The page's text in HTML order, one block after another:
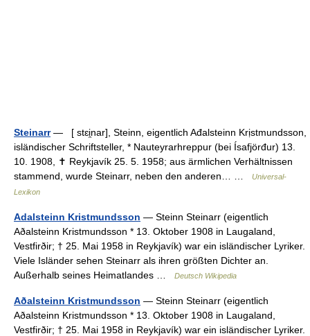
Steinarr— [ stɛi̯nar], Steinn, eigentlich Ađalsteinn Krịstmundsson,
isländischer Schriftsteller, * Nauteyrarhreppur (bei Ísafjörđur) 13.
10. 1908, ✝ Reykjavík 25. 5. 1958; aus ärmlichen Verhältnissen
stammend, wurde Steinarr, neben den anderen… …
Universal-
Lexikon
Adalsteinn Kristmundsson — Steinn Steinarr (eigentlich
Aðalsteinn Kristmundsson * 13. Oktober 1908 in Laugaland,
Vestfirðir; † 25. Mai 1958 in Reykjavík) war ein isländischer Lyriker.
Viele Isländer sehen Steinarr als ihren größten Dichter an.
Außerhalb seines Heimatlandes …
Deutsch Wikipedia
Aðalsteinn Kristmundsson — Steinn Steinarr (eigentlich
Aðalsteinn Kristmundsson * 13. Oktober 1908 in Laugaland,
Vestfirðir; † 25. Mai 1958 in Reykjavík) war ein isländischer Lyriker.